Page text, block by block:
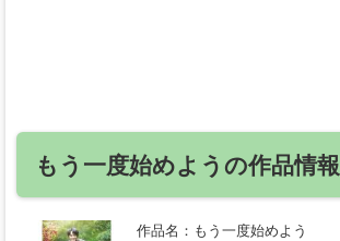
もう一度始めようの作品情報
作品名 ：もう一度始めよう